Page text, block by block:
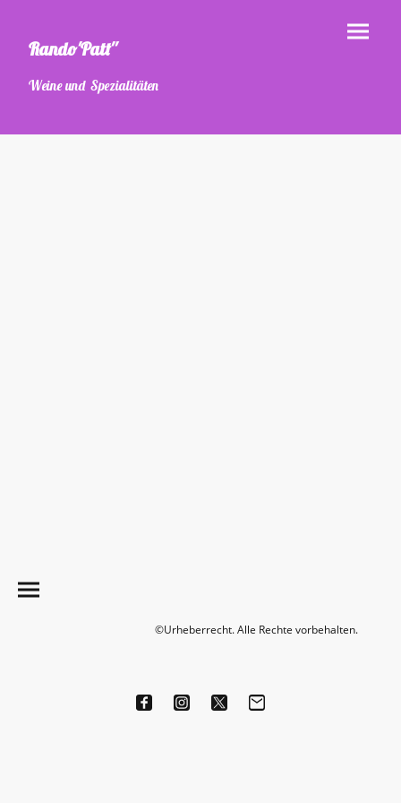
Rando'Patt''
Weine und Spezialitäten
©Urheberrecht. Alle Rechte vorbehalten.